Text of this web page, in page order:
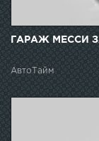
ГАРАЖ МЕССИ
АвтоТайм